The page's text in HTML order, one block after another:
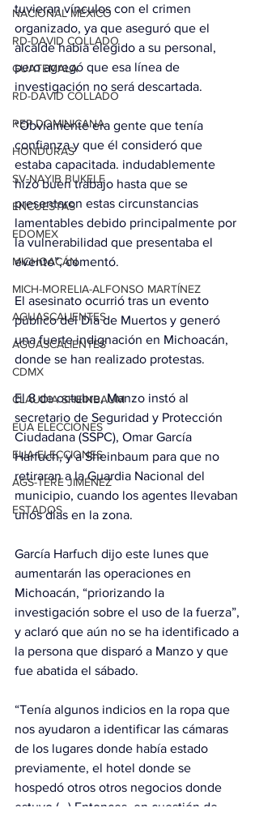
NACIONAL MÉXICO
RD-DAVID COLLADO
GUATEMALA
RD-DAVID COLLADO
REP DOMINICANA
HONDURAS
SV-NAYIB BUKELE
ENCUESTAS
EDOMEX
MICHOACÁN
MICH-MORELIA-ALFONSO MARTÍNEZ
AGUASCALIENTES
AGUASCALIENTES
CDMX
CLAUDIA SHEINBAUM
EUA ELECCIONES
EUA ELECCIONES
AGS-TERE JIMÉNEZ
ESTADOS
tuvieran vínculos con el crimen
organizado, ya que aseguró que el
alcalde había elegido a su personal,
pero agregó que esa línea de
investigación no será descartada.
“Obviamente era gente que tenía
confianza y que él consideró que
estaba capacitada. indudablemente
hizo buen trabajo hasta que se
presentaron estas circunstancias
lamentables debido principalmente por
la vulnerabilidad que presentaba el
evento”, comentó.
El asesinato ocurrió tras un evento
público del Día de Muertos y generó
una fuerte indignación en Michoacán,
donde se han realizado protestas.
El 8 de octubre, Manzo instó al
secretario de Seguridad y Protección
Ciudadana (SSPC), Omar García
Harfuch, y a Sheinbaum para que no
retiraran a la Guardia Nacional del
municipio, cuando los agentes llevaban
unos días en la zona.
García Harfuch dijo este lunes que
aumentarán las operaciones en
Michoacán, “priorizando la
investigación sobre el uso de la fuerza”,
y aclaró que aún no se ha identificado a
la persona que disparó a Manzo y que
fue abatida el sábado.
“Tenía algunos indicios en la ropa que
nos ayudaron a identificar las cámaras
de los lugares donde había estado
previamente, el hotel donde se
hospedó otros otros negocios donde
estuvo (…) Entonces, en cuestión de